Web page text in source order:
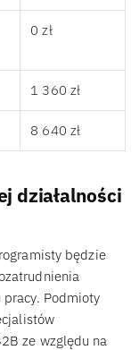
0 zł
1 360 zł
8 640 zł
działalności
będzie
Podmioty
ze względu na